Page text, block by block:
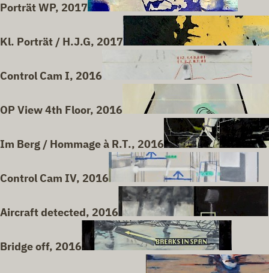
Porträt WP, 2017
Kl. Porträt / H.J.G, 2017
Control Cam I, 2016
OP View 4th Floor, 2016
Im Berg / Hommage à R.T., 2016
Control Cam IV, 2016
Aircraft detected, 2016
Bridge off, 2016